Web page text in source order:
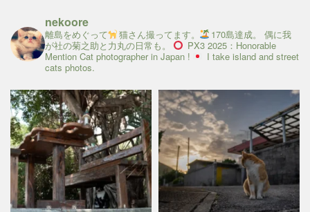
nekoore
離島をめぐって 猫さん撮ってます。 170島達成。
偶に我
が社の菊之助と力丸の日常も。
PX3 2025：Honorable
Mention Cat photographer in Japan !
I take island and street
cats photos.